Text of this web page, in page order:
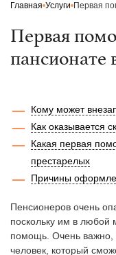
Главная Услуги Первая
Первая
Кому может
Как оказывается
Какая первая
престарелых
Причины
Пенсионеров очень
поскольку им в любой
помощь. Очень важно,
человек, который